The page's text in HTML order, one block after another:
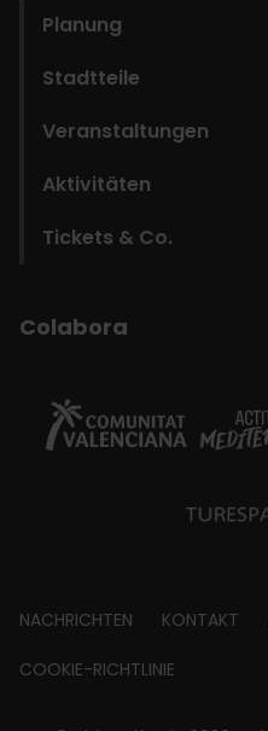
Planung
Stadtteile
Veranstaltungen
Aktivitäten
Tickets & Co.
Colabora
Footer
about
NACHRICHTEN KONTAKT
COOKIE-RICHTLINIE